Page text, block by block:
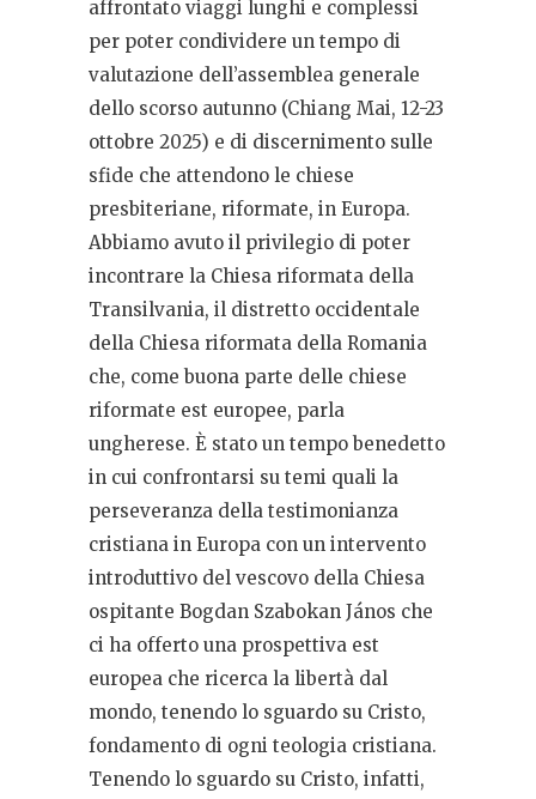
affrontato viaggi lunghi e complessi
per poter condividere un tempo di
valutazione dell’assemblea generale
dello scorso autunno (Chiang Mai, 12-23
ottobre 2025) e di discernimento sulle
sfide che attendono le chiese
presbiteriane, riformate, in Europa.
Abbiamo avuto il privilegio di poter
incontrare la Chiesa riformata della
Transilvania, il distretto occidentale
della Chiesa riformata della Romania
che, come buona parte delle chiese
riformate est europee, parla
ungherese. È stato un tempo benedetto
in cui confrontarsi su temi quali la
perseveranza della testimonianza
cristiana in Europa con un intervento
introduttivo del vescovo della Chiesa
ospitante Bogdan Szabokan János che
ci ha offerto una prospettiva est
europea che ricerca la libertà dal
mondo, tenendo lo sguardo su Cristo,
fondamento di ogni teologia cristiana.
Tenendo lo sguardo su Cristo, infatti,